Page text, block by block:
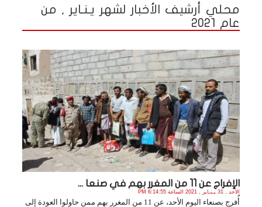
محلي أرشيف الأخبار لشهر يـنـاير , من
عام 2021
الإفراج عن 11 من المغرر بهم في صنعا ...
الأحد , 31 يـنـاير , 2021 الساعة 6:14:55 PM
أٌفرج بصنعاء اليوم الأحد، عن 11 من المغرر بهم ممن حاولوا العودة إلى